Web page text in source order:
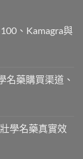
、Kamagra與
名藥購買渠道、
學名藥真實效